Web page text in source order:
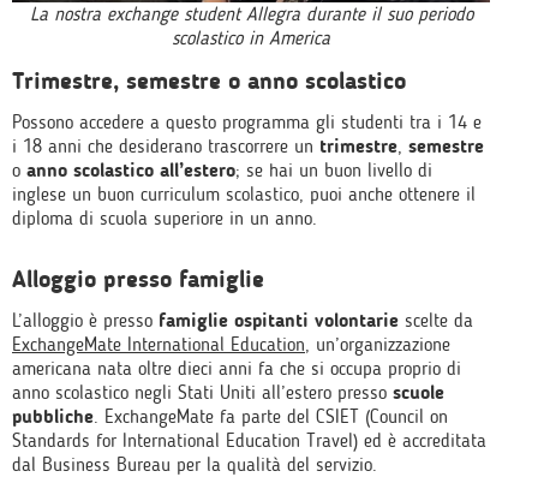
La nostra exchange student Allegra durante il suo periodo
scolastico in America
Trimestre, semestre o anno scolastico
Possono accedere a questo programma gli studenti tra i 14 e
i 18 anni che desiderano trascorrere un trimestre semestre
o anno scolastico all’estero; se hai un buon livello di
inglese un buon curriculum scolastico, puoi anche ottenere il
diploma di scuola superiore in un anno.
Alloggio presso famiglie
L’alloggio è presso famiglie ospitanti volontarie scelte da
ExchangeMate International Education , un’organizzazione
americana nata oltre dieci anni fa che si occupa proprio di
anno scolastico negli Stati Uniti all’estero presso scuole
pubbliche . ExchangeMate fa parte del CSIET (Council on
Standards for International Education Travel) ed è accreditata
dal Business Bureau per la qualità del servizio.